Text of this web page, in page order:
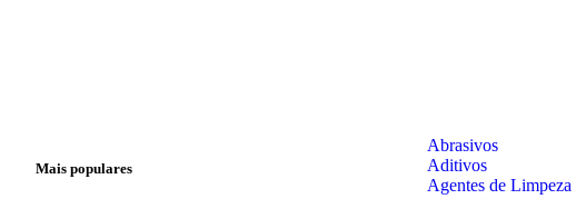
Mais populares
Abrasivos
Aditivos
Agentes de Limpeza